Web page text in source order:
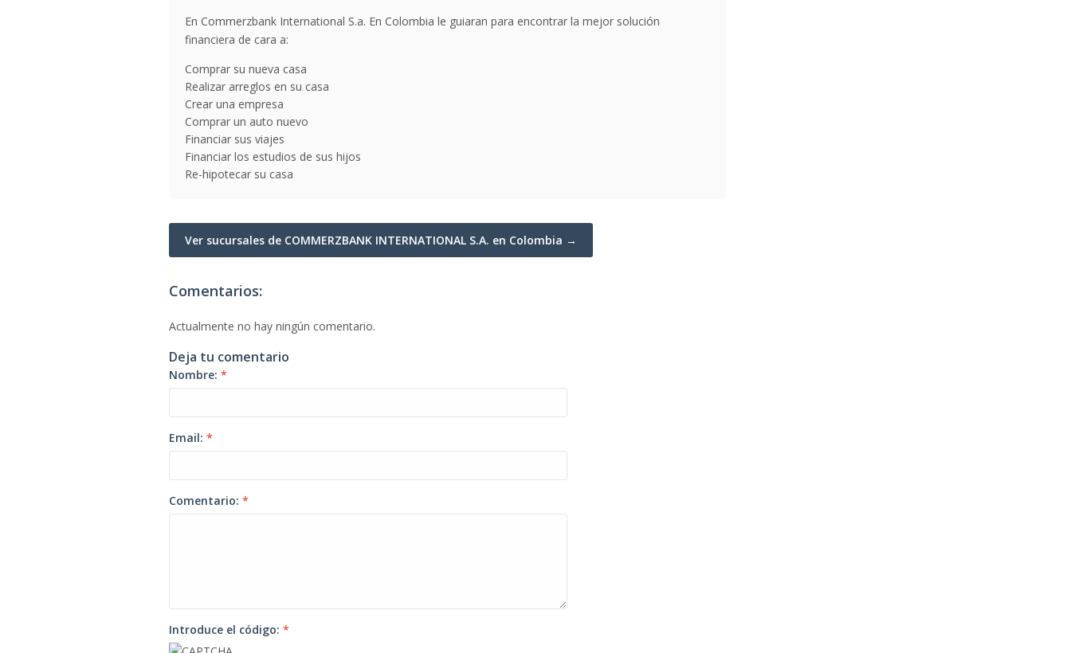
En Commerzbank International S.a. En Colombia le guiaran para encontrar la mejor solución
financiera de cara a:
Comprar su nueva casa
Realizar arreglos en su casa
Crear una empresa
Comprar un auto nuevo
Financiar sus viajes
Financiar los estudios de sus hijos
Re-hipotecar su casa
Ver sucursales de COMMERZBANK INTERNATIONAL S.A. en Colombia →
Comentarios:
Actualmente no hay ningún comentario.
Deja tu comentario
Nombre: *
Email: *
Comentario: *
Introduce el código: *